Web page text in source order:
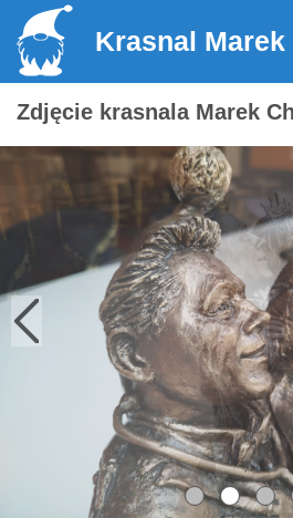
Krasnal
Zdjęcie krasnala Marek